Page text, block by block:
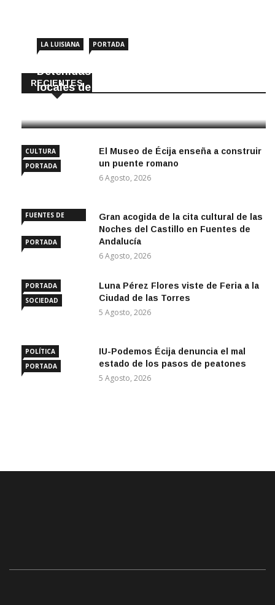
RECIENTES
LA LUISIANA PORTADA
Detenidas dos personas por robar en
locales de La Luisiana
CULTURA
PORTADA
El Museo de Écija enseña a construir
un puente romano
6 Agosto, 2026
FUENTES DE
PORTADA
Gran acogida de la cita cultural de las
Noches del Castillo en Fuentes de
Andalucía
6 Agosto, 2026
PORTADA
SOCIEDAD
Luna Pérez Flores viste de Feria a la
Ciudad de las Torres
5 Agosto, 2026
POLÍTICA
PORTADA
IU-Podemos Écija denuncia el mal
estado de los pasos de peatones
5 Agosto, 2026